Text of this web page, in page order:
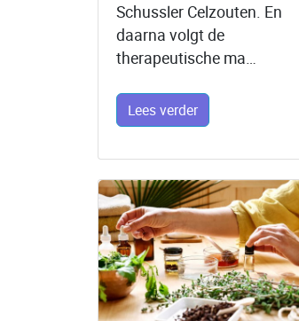
Schussler Celzouten. En
daarna volgt de
therapeutische ma…
Lees verder